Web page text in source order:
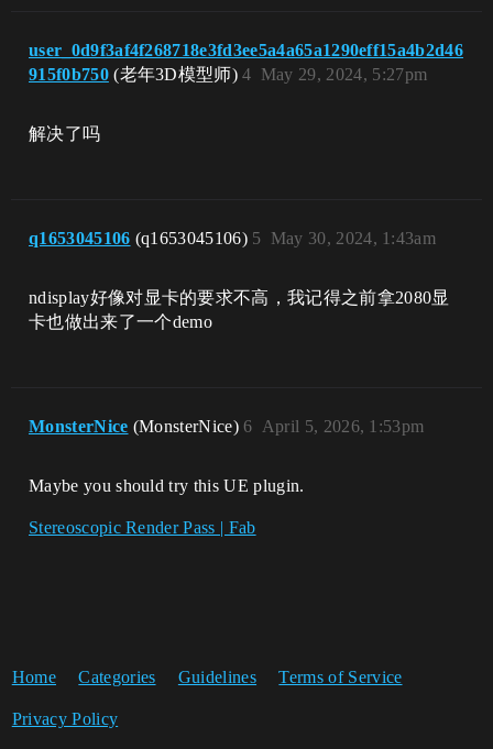
user_0d9f3af4f268718e3fd3ee5a4a65a1290eff15a4b2d46
915f0b750 (老年3D模型师) May 29, 2024, 5:27pm
4
解决了吗
q1653045106 (q1653045106) May 30, 2024, 1:43am
5
ndisplay好像对显卡的要求不高，我记得之前拿2080显
卡也做出来了一个demo
MonsterNice (MonsterNice) April 5, 2026, 1:53pm
6
Maybe you should try this UE plugin.
Stereoscopic Render Pass | Fab
Home Categories Guidelines Terms of Service
Privacy Policy